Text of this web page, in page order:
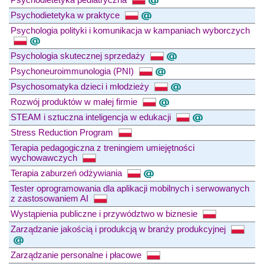
Psychodietetyka w praktyce
Psychologia polityki i komunikacja w kampaniach wyborczych
Psychologia skutecznej sprzedaży
Psychoneuroimmunologia (PNI)
Psychosomatyka dzieci i młodzieży
Rozwój produktów w małej firmie
STEAM i sztuczna inteligencja w edukacji
Stress Reduction Program
Terapia pedagogiczna z treningiem umiejętności
wychowawczych
Terapia zaburzeń odżywiania
Tester oprogramowania dla aplikacji mobilnych i serwowanych
z zastosowaniem AI
Wystąpienia publiczne i przywództwo w biznesie
Zarządzanie jakością i produkcją w branży produkcyjnej
Zarządzanie personalne i płacowe